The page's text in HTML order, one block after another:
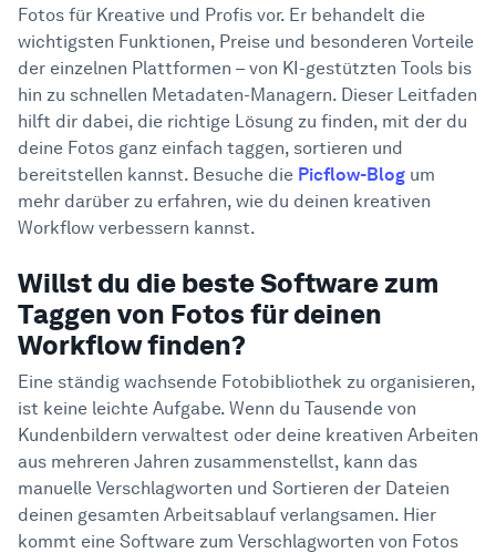
1. Picflow
2. Adobe Lightroom
3. Excire Foto
4. digiKam
5. Photo Mechanic
6. Mylio Photos
7. Google Photos
8. ACDSee Photo Studio
Picflow macht das Taggen von Fotos
einfacher als alle anderen
Fotos für Kreative und Profis vor. Er behandelt die
wichtigsten Funktionen, Preise und besonderen Vorteile
der einzelnen Plattformen – von KI-gestützten Tools bis
hin zu schnellen Metadaten-Managern. Dieser Leitfaden
hilft dir dabei, die richtige Lösung zu finden, mit der du
deine Fotos ganz einfach taggen, sortieren und
bereitstellen kannst. Besuche die Picflow-Blog um
mehr darüber zu erfahren, wie du deinen kreativen
Workflow verbessern kannst.
Willst du die beste Software zum
Taggen von Fotos für deinen
Workflow finden?
Eine ständig wachsende Fotobibliothek zu organisieren,
ist keine leichte Aufgabe. Wenn du Tausende von
Kundenbildern verwaltest oder deine kreativen Arbeiten
aus mehreren Jahren zusammenstellst, kann das
manuelle Verschlagworten und Sortieren der Dateien
deinen gesamten Arbeitsablauf verlangsamen. Hier
kommt eine Software zum Verschlagworten von Fotos